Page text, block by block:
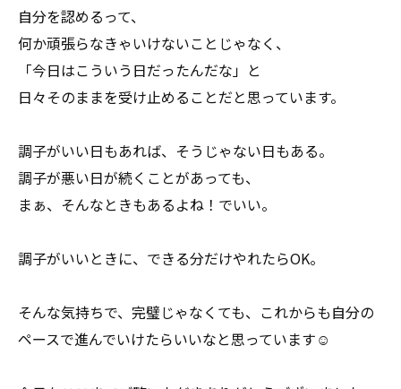
自分を認めるって、
何か頑張らなきゃいけないことじゃなく、
「今日はこういう日だったんだな」と
日々そのままを受け止めることだと思っています。
調子がいい日もあれば、そうじゃない日もある。
調子が悪い日が続くことがあっても、
まぁ、そんなときもあるよね！でいい。
調子がいいときに、できる分だけやれたらOK。
そんな気持ちで、完璧じゃなくても、これからも自分の
ペースで進んでいけたらいいなと思っています☺️